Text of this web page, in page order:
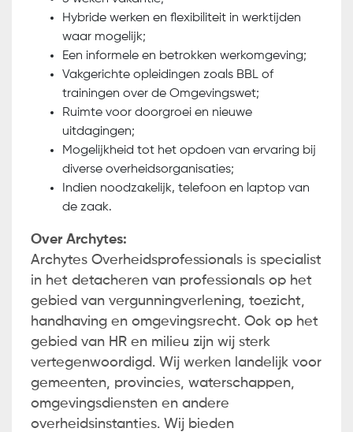
Hybride werken en flexibiliteit in werktijden
waar mogelijk;
Een informele en betrokken werkomgeving;
Vakgerichte opleidingen zoals BBL of
trainingen over de Omgevingswet;
Ruimte voor doorgroei en nieuwe
uitdagingen;
Mogelijkheid tot het opdoen van ervaring bij
diverse overheidsorganisaties;
Indien noodzakelijk, telefoon en laptop van
de zaak.
Over Archytes:
Archytes Overheidsprofessionals is specialist
in het detacheren van professionals op het
gebied van vergunningverlening, toezicht,
handhaving en omgevingsrecht. Ook op het
gebied van HR en milieu zijn wij sterk
vertegenwoordigd. Wij werken landelijk voor
gemeenten, provincies, waterschappen,
omgevingsdiensten en andere
overheidsinstanties. Wij bieden